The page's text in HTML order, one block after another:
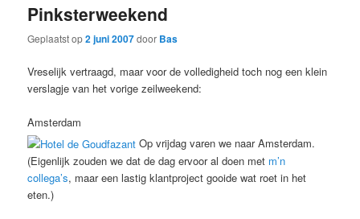
Pinksterweekend
Geplaatst op2 juni 2007door Bas
Vreselijk vertraagd, maar voor de volledigheid toch nog een klein
verslagje van het vorige zeilweekend:
Amsterdam
Op vrijdag varen we naar Amsterdam.
(Eigenlijk zouden we dat de dag ervoor al doen met m’n
collega’s, maar een lastig klantproject gooide wat roet in het
eten.)